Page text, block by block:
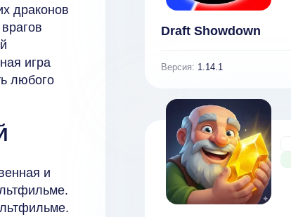
драконов
игра
любого
и
Draft Showdown
Версия: 1.14.1